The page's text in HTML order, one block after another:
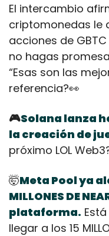
El intercambio
criptomonedas le
acciones de
no hagas
“Esas son las
referencia?👀
🎮Solana lanza
la creación de
próximo LOL
🤯Meta Pool ya
MILLONES DE
plataforma.
llegar a los 15